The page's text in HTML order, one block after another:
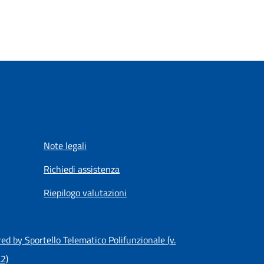
Note legali
Richiedi assistenza
Riepilogo valutazioni
by Sportello Telematico Polifunzionale (v.